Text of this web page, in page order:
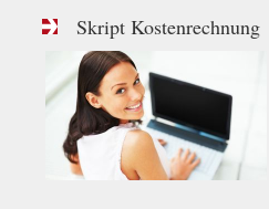
Skript Kostenrechnung